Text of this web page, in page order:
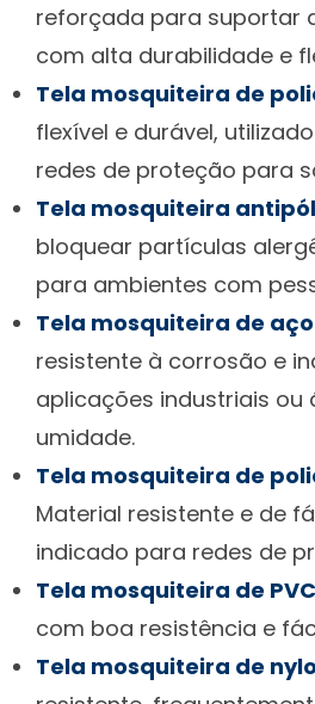
reforçada para suportar
com alta durabilidade e
Tela mosquiteira de
flexível e durável,
redes de proteção para
Tela mosquiteira
bloquear partículas
para ambientes com
Tela mosquiteira de
resistente à corrosão e
aplicações industriais ou
umidade.
Tela mosquiteira de
Material resistente e de
indicado para redes de
Tela mosquiteira de
com boa resistência e
Tela mosquiteira de